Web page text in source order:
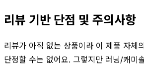
리뷰 기반 단점 및 주의사항
리뷰가 아직 없는 상품이라 이 제품 자체
단정할 수는 없어요. 그렇지만 러닝/캐미